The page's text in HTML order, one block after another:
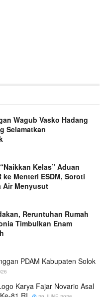
Wagub Vasko Hadang
Selamatkan
Kelas” Aduan
ke Menteri ESDM, Soroti
Air Menyusut
Reruntuhan Rumah
Timbulkan Enam
PDAM Kabupaten Solok
Karya Fajar Novario Asal